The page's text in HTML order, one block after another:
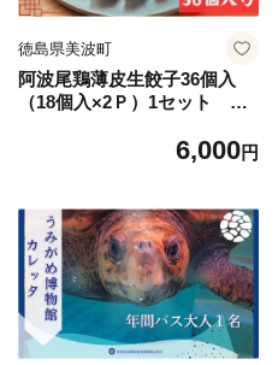
徳島県美波町
阿波尾鶏薄皮生餃子36個入
（18個入×2Ｐ）1セット 阿
ザ 生餃子 薄皮 点心 中華 惣
県 美波町 徳島 四国 国産 特
産品 名物 お取り寄せ グルメ
小分け 簡単 調理 晩酌
6,000円